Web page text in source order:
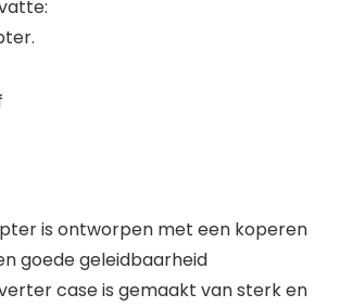
is ontworpen met een koperen
goede geleidbaarheid
case is gemaakt van sterk en